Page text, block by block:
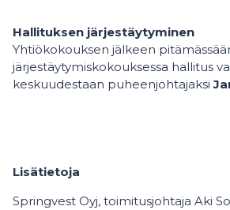
Hallituksen järjestäytyminen
Yhtiökokouksen jälkeen
järjestäytymiskokouksessa hallitus
keskuudestaan puheenjohtajaksi
Lisätietoja
Springvest Oyj, toimitusjohtaja Aki